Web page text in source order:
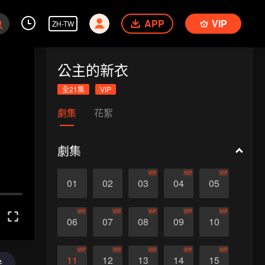
ZH-TW APP VIP
公主的新衣
全21集 VIP
劇集 花絮
劇集
01 02 03
VIP
04
VIP
05
VIP
06
VIP
07
VIP
08
VIP
09
VIP
10
VIP
11
VIP
12
VIP
13
VIP
14
VIP
15
VIP